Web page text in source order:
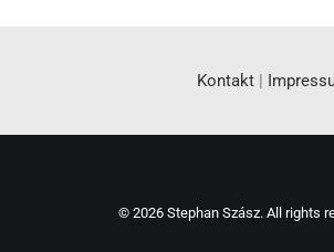
Kontakt |
© 2026 Stephan Szász. All rights